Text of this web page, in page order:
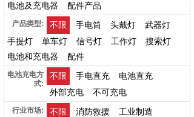
电池及充电器
配件产品
产品类型: 不限 手电筒 头戴灯
武器灯
手提灯
单车灯 信号灯 工作灯
搜索灯
电池和充电器
配件
电池充电方
式:
不限 手电直充
电池直充
外部充电
不可充电
行业市场: 不限 消防救援
工业制造